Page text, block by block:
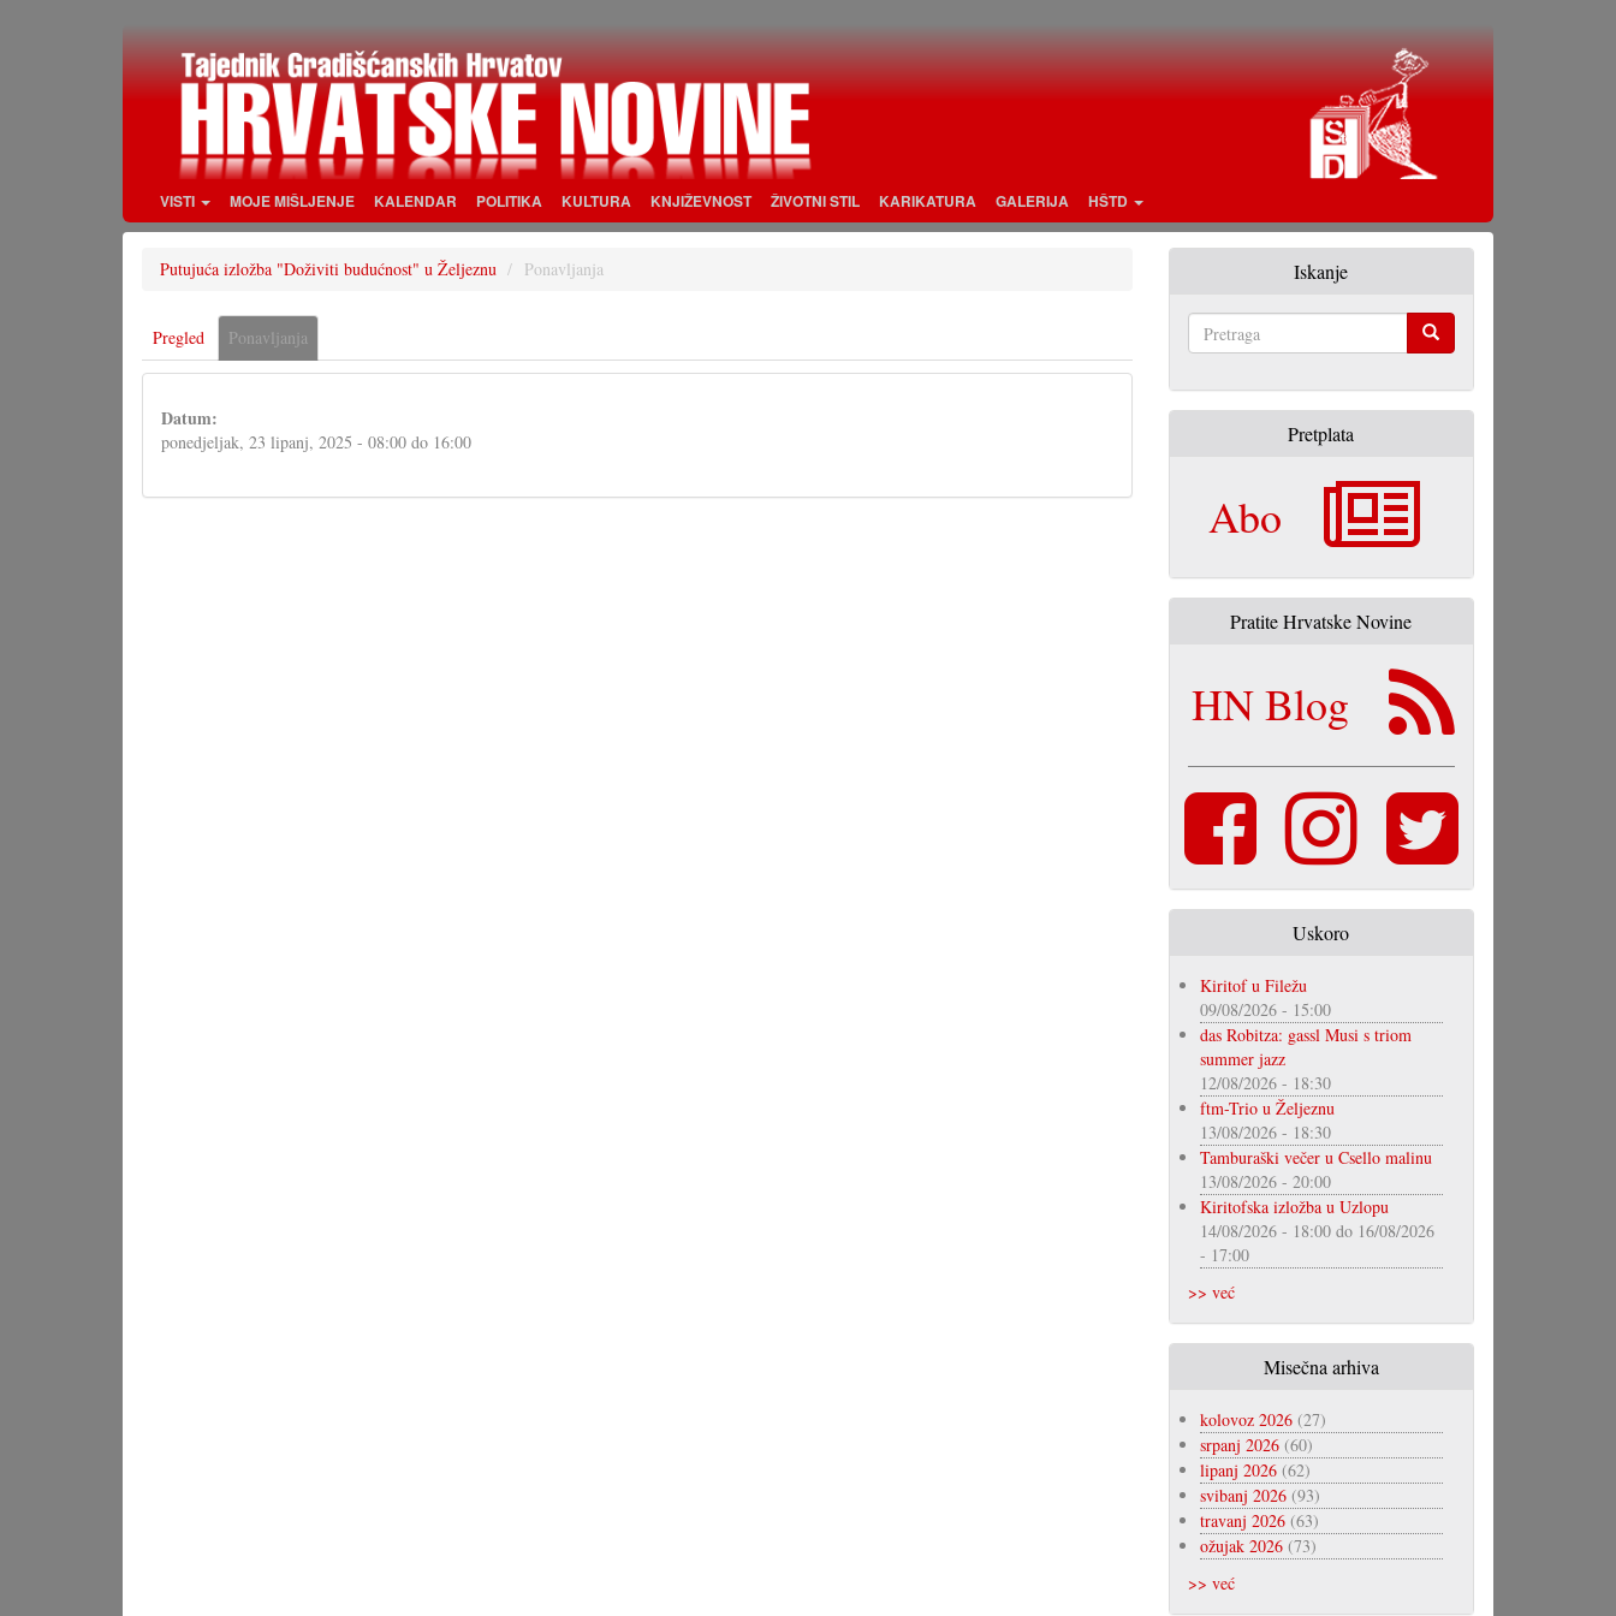
VISTI MOJE MIŠLJENJE KALENDAR POLITIKA KULTURA KNJIŽEVNOST ŽIVOTNI STIL KARIKATURA GALERIJA HŠTD
Putujuća izložba "Doživiti budućnost" u Željeznu Ponavljanja
Primarne
oznake
Pregled Ponavljanja
oznaka)
Datum:
ponedjeljak, 23 lipanj, 2025 - 08:00 do 16:00
Iskanje
Pretplata
Abo
Pratite Hrvatske Novine
HN Blog
Uskoro
Kiritof u Filežu
09/08/2026 - 15:00
das Robitza: gassl Musi s triom
summer jazz
12/08/2026 - 18:30
ftm-Trio u Željeznu
13/08/2026 - 18:30
Tamburaški večer u Csello malinu
13/08/2026 - 20:00
Kiritofska izložba u Uzlopu
14/08/2026 - 18:00do 16/08/2026
- 17:00
>> već
Misečna arhiva
kolovoz 2026(27)
srpanj 2026(60)
lipanj 2026(62)
svibanj 2026(93)
travanj 2026(63)
ožujak 2026(73)
>> već